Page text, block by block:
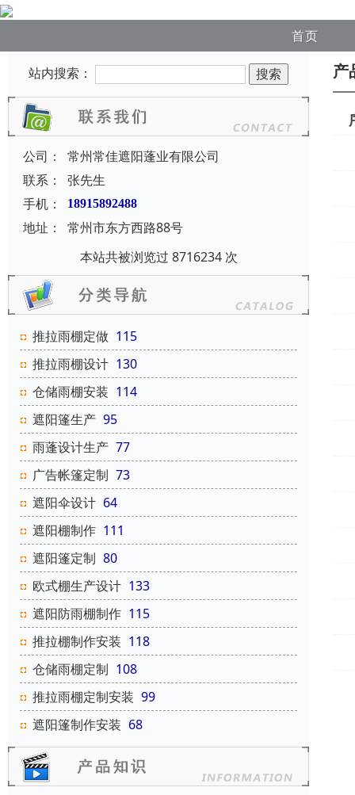
首页
站内搜索：
公司：
常州常佳遮阳蓬业有限公司
联系：
张先生
手机：
18915892488
地址：
常州市东方西路88号
本站共被浏览过 8716234 次
推拉雨棚定做 115
推拉雨棚设计 130
仓储雨棚安装 114
遮阳篷生产 95
雨蓬设计生产 77
广告帐篷定制 73
遮阳伞设计 64
遮阳棚制作 111
遮阳篷定制 80
欧式棚生产设计 133
遮阳防雨棚制作 115
推拉棚制作安装 118
仓储雨棚定制 108
推拉雨棚定制安装 99
遮阳篷制作安装 68
产